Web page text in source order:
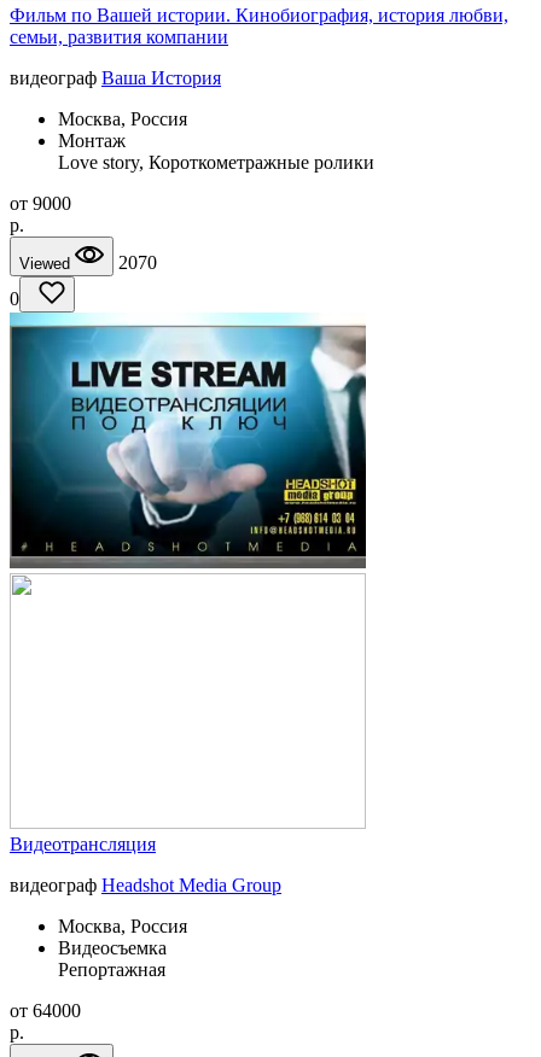
Фильм по Вашей истории. Кинобиография, история любви,
семьи, развития компании
видеограф Ваша История
Москва, Россия
Монтаж
Love story, Короткометражные ролики
от 9000
p.
Viewed
2070
0
Видеотрансляция
видеограф Headshot Media Group
Москва, Россия
Видеосъемка
Репортажная
от 64000
p.